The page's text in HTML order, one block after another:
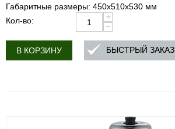
Габаритные размеры: 450x510x530 мм
Кол-во:
+
−
В КОРЗИНУ БЫСТРЫЙ ЗАКАЗ